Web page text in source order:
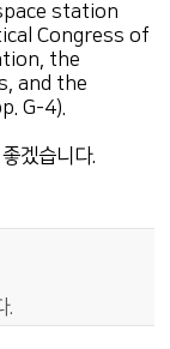
station
Congress of
the
and the
G-4).
겠습니다.
.